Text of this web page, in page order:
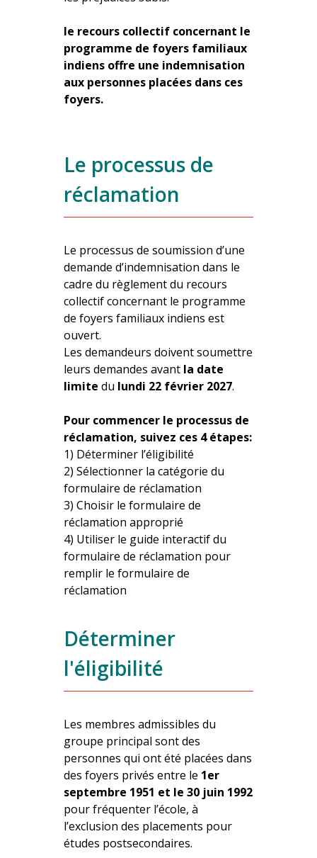
le recours collectif concernant le
programme de foyers familiaux
indiens offre une indemnisation
aux personnes placées dans ces
foyers.
Le processus de
réclamation
Le processus de soumission d’une
demande d’indemnisation dans le
cadre du règlement du recours
collectif concernant le programme
de foyers familiaux indiens est
ouvert.
Les demandeurs doivent soumettre
leurs demandes avant la date
limite du lundi 22 février 2027.
Pour commencer le processus de
réclamation, suivez ces 4 étapes:
1) Déterminer l’éligibilité
2) Sélectionner la catégorie du
formulaire de réclamation
3) Choisir le formulaire de
réclamation approprié
4) Utiliser le guide interactif du
formulaire de réclamation pour
remplir le formulaire de
réclamation
Déterminer
l'éligibilité
Les membres admissibles du
groupe principal sont des
personnes qui ont été placées dans
des foyers privés entre le 1er
septembre 1951 et le 30 juin 1992
pour fréquenter l’école, à
l’exclusion des placements pour
études postsecondaires.